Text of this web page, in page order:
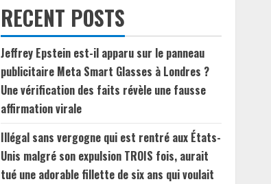
RECENT POSTS
Jeffrey Epstein est-il apparu sur le panneau
publicitaire Meta Smart Glasses à Londres ?
Une vérification des faits révèle une fausse
affirmation virale
Illégal sans vergogne qui est rentré aux États-
Unis malgré son expulsion TROIS fois, aurait
tué une adorable fillette de six ans qui voulait